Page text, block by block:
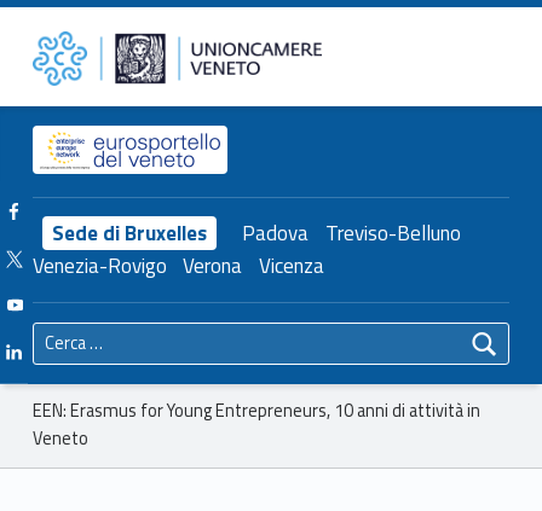
EEN: Erasmus for Young Entrepreneurs, 10 anni di attività in Veneto – Unioncamere del Veneto Unioncamere del Veneto
Header info sidebar
Sede di Bruxelles Padova Treviso-Belluno
Venezia-Rovigo Verona Vicenza
Facebook Unioncamere Veneto
Twitter Unioncamere Veneto
Youtube Unioncamere Veneto
Linkedin Unioncamere Veneto
Ricerca per:
Breadcrumbs navigation
EEN: Erasmus for Young Entrepreneurs, 10 anni di attività in
Veneto